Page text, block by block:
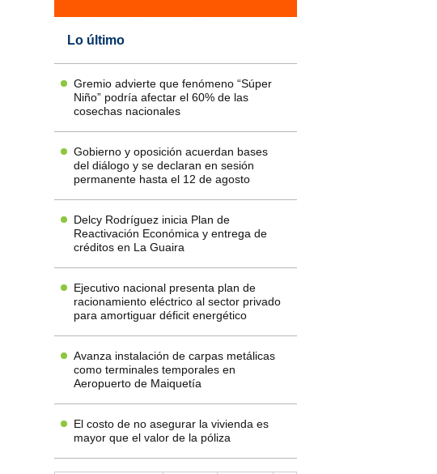
Lo último
Gremio advierte que fenómeno “Súper
Niño” podría afectar el 60% de las
cosechas nacionales
Gobierno y oposición acuerdan bases
del diálogo y se declaran en sesión
permanente hasta el 12 de agosto
Delcy Rodríguez inicia Plan de
Reactivación Económica y entrega de
créditos en La Guaira
Ejecutivo nacional presenta plan de
racionamiento eléctrico al sector privado
para amortiguar déficit energético
Avanza instalación de carpas metálicas
como terminales temporales en
Aeropuerto de Maiquetía
El costo de no asegurar la vivienda es
mayor que el valor de la póliza